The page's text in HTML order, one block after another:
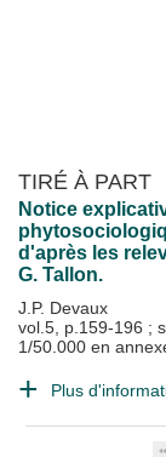
TIRÉ À PART
Notice
d'après les
G. Tallon.
J.P. Devaux
vol.5, p.159-196 ;
1/50.000 en
Plus